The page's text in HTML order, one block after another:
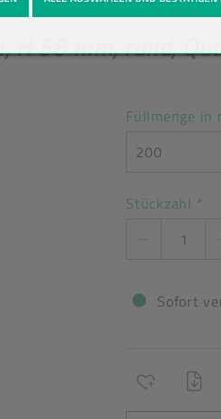
H 58 mm, rund,
Füllmenge in
200
Stückzahl *
Sofort